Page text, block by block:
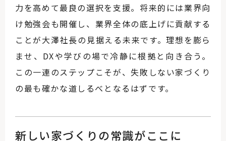
力を高めて最良の選択を支援。将来的には業界向
け勉強会も開催し、業界全体の底上げに貢献する
ことが大澤社長の見据える未来です。理想を膨ら
ませ、DXや学びの場で冷静に根拠と向き合う。
この一連のステップこそが、失敗しない家づくり
の最も確かな道しるべとなるはずです。
新しい家づくりの常識がここに